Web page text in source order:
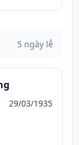
5 ngày lễ
29/03/1935